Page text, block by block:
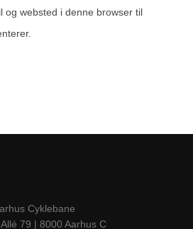
og websted i denne browser til
Cyklebane
79 | 8000 Aarhus C